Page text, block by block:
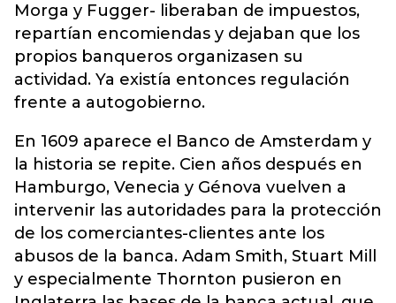
Morga y Fugger- liberaban de impuestos,
repartían encomiendas y dejaban que los
propios banqueros organizasen su
actividad. Ya existía entonces regulación
frente a autogobierno.
En 1609 aparece el Banco de Amsterdam y
la historia se repite. Cien años después en
Hamburgo, Venecia y Génova vuelven a
intervenir las autoridades para la protección
de los comerciantes-clientes ante los
abusos de la banca. Adam Smith, Stuart Mill
y especialmente Thornton pusieron en